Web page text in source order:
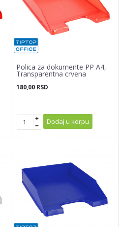
Polica za dokumente PP A4,
Transparentna crvena
180,00 RSD
Dodaj u korpu